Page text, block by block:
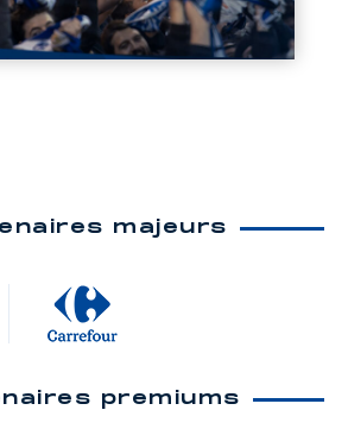
majeurs
premiums